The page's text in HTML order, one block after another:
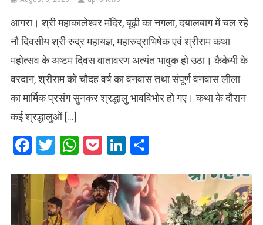
आगरा। श्री महाकालेश्वर मंदिर, बूढ़ी का नगला, दयालबाग में चल रहे
नौ दिवसीय श्री रुद्र महायज्ञ, महारुद्राभिषेक एवं श्रीराम कथा
महोत्सव के अष्टम दिवस वातावरण अत्यंत भावुक हो उठा। कैकेयी के
वरदान, श्रीराम को चौदह वर्ष का वनवास तथा संपूर्ण वनवास लीला
का मार्मिक प्रसंग सुनकर श्रद्धालु भावविभोर हो गए। कथा के दौरान
कई श्रद्धालुओं […]
Facebook
Twitter
WhatsApp
PocketLinkedIn